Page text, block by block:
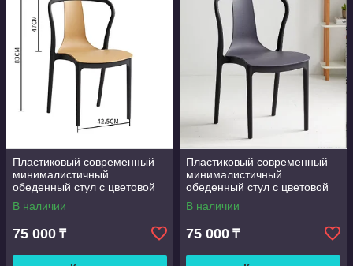
Пластиковый современный
минималистичный
обеденный стул с цветовой
гаммой в тон для отелей,
ресторанов, кафе
В наличии
75 000 ₸
Пластиковый современный
минималистичный
обеденный стул с цветовой
гаммой в тон для отелей,
ресторанов, кафе
В наличии
75 000 ₸